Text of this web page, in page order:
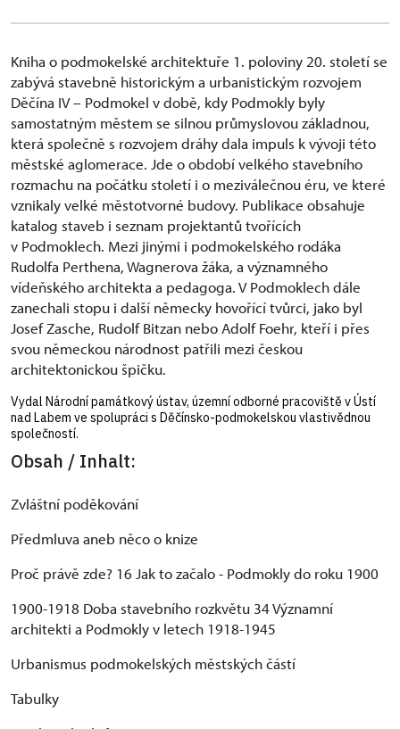
​Kniha o podmokelské architektuře 1. poloviny 20. století se
zabývá stavebně historickým a urbanistickým rozvojem
Děčína IV – Podmokel v době, kdy Podmokly byly
samostatným městem se silnou průmyslovou základnou,
která společně s rozvojem dráhy dala impuls k vývoji této
městské aglomerace. Jde o období velkého stavebního
rozmachu na počátku století i o meziválečnou éru, ve které
vznikaly velké městotvorné budovy. Publikace obsahuje
katalog staveb i seznam projektantů tvořících
v Podmoklech. Mezi jinými i podmokelského rodáka
Rudolfa Perthena, Wagnerova žáka, a významného
vídeňského architekta a pedagoga. V Podmoklech dále
zanechali stopu i další německy hovořící tvůrci, jako byl
Josef Zasche, Rudolf Bitzan nebo Adolf Foehr, kteří i přes
svou německou národnost patřili mezi českou
architektonickou špičku.
Vydal Národní památkový ústav, územní odborné pracoviště v Ústí
nad Labem ve spolupráci s Děčínsko-podmokelskou vlastivědnou
společností.
Obsah / Inhalt:
Zvláštní poděkování
Předmluva aneb něco o knize
Proč právě zde? 16 Jak to začalo - Podmokly do roku 1900
1900-1918 Doba stavebního rozkvětu 34 Významní
architekti a Podmokly v letech 1918-1945
Urbanismus podmokelských městských částí
Tabulky